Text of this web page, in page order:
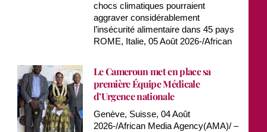
chocs climatiques pourraient
aggraver considérablement
l’insécurité alimentaire dans 45 pays
ROME, Italie, 05 Août 2026-/African
Le Cameroun met en place sa
première Équipe Médicale
d’Urgence nationale
Genève, Suisse, 04 Août
2026-/African Media Agency(AMA)/ –